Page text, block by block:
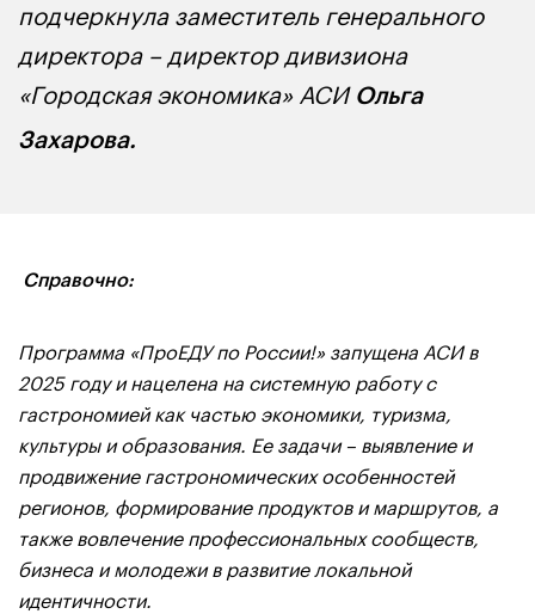
подчеркнула заместитель генерального
директора – директор дивизиона
«Городская экономика» АСИ Ольга
Захарова.
Справочно:
Программа «ПроЕДУ по России!» запущена АСИ в
2025 году и нацелена на системную работу с
гастрономией как частью экономики, туризма,
культуры и образования. Ее задачи – выявление и
продвижение гастрономических особенностей
регионов, формирование продуктов и маршрутов, а
также вовлечение профессиональных сообществ,
бизнеса и молодежи в развитие локальной
идентичности.